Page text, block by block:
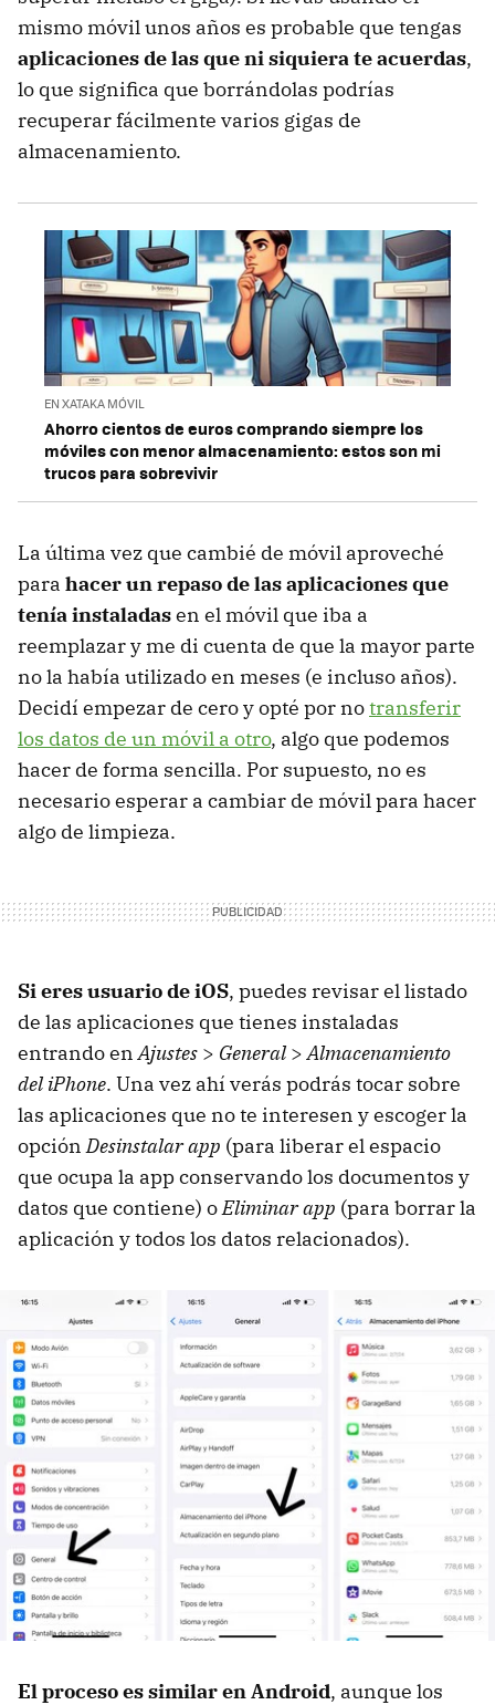
mismo móvil unos años es probable que tengas
aplicaciones de las que ni siquiera te acuerdas,
lo que significa que borrándolas podrías
recuperar fácilmente varios gigas de
almacenamiento.
EN XATAKA MÓVIL
Ahorro cientos de euros comprando siempre los
móviles con menor almacenamiento: estos son mi
trucos para sobrevivir
La última vez que cambié de móvil aproveché
para hacer un repaso de las aplicaciones que
tenía instaladasen el móvil que iba a
reemplazar y me di cuenta de que la mayor parte
no la había utilizado en meses (e incluso años).
Decidí empezar de cero y opté por notransferir
los datos de un móvil a otro, algo que podemos
hacer de forma sencilla. Por supuesto, no es
necesario esperar a cambiar de móvil para hacer
algo de limpieza.
Si eres usuario de iOS, puedes revisar el listado
de las aplicaciones que tienes instaladas
entrando enAjustes > General>Almacenamiento
del iPhone. Una vez ahí verás podrás tocar sobre
las aplicaciones que no te interesen y escoger la
opciónDesinstalar app (para liberar el espacio
que ocupa la app conservando los documentos y
datos que contiene) oEliminar app (para borrar la
aplicación y todos los datos relacionados).
El proceso es similar en Android, aunque los